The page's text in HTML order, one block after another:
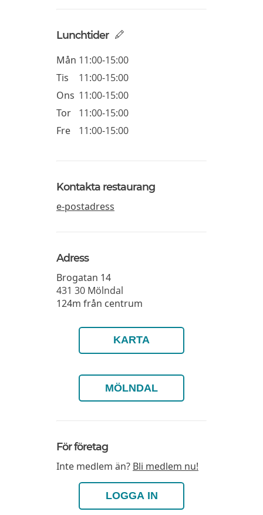
Lunchtider
Mån 11:00-15:00
Tis
11:00-15:00
Ons 11:00-15:00
Tor
11:00-15:00
Fre
11:00-15:00
Kontakta restaurang
e-postadress
Adress
Brogatan 14
431 30 Mölndal
124m från centrum
KARTA
MÖLNDAL
För företag
Inte medlem än? Bli medlem nu!
LOGGA IN